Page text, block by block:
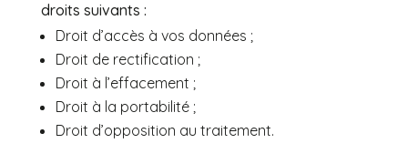
droits suivants :
Droit d’accès à vos données ;
Droit de rectification ;
Droit à l’effacement ;
Droit à la portabilité ;
Droit d’opposition au traitement.